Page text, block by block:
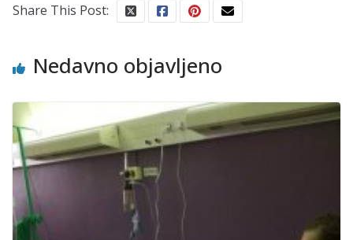
Share This Post:
Nedavno objavljeno